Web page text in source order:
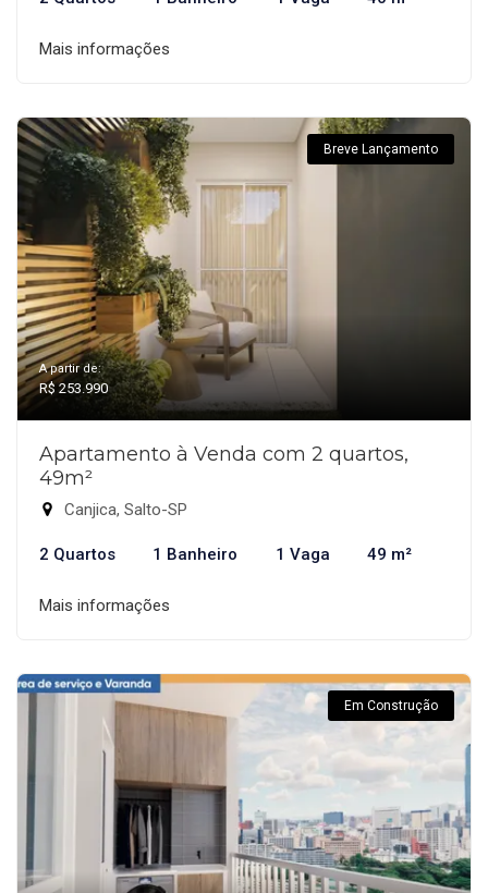
Mais informações
Breve Lançamento
A partir de:
R$ 253.990
Apartamento à Venda com 2 quartos,
49m²
Canjica, Salto-SP
2 Quartos 1 Banheiro 1 Vaga 49 m²
Mais informações
Em Construção